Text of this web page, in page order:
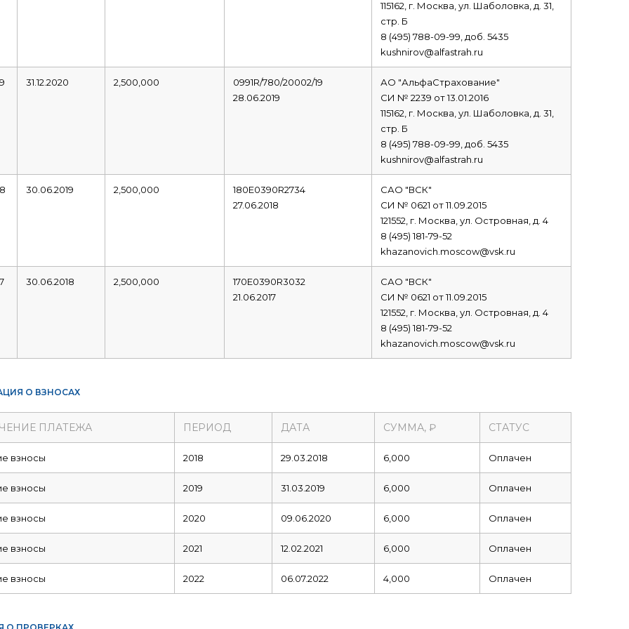
115162, г. Москва, ул. Шаболовка, д. 31,
стр. Б
8 (495) 788-09-99, доб. 5435
kushnirov@alfastrah.ru
31.12.2020 2,500,000
0991R/780/20002/19
28.06.2019
АО "АльфаСтрахование"
СИ № 2239 от 13.01.2016
115162, г. Москва, ул. Шаболовка, д. 31,
стр. Б
8 (495) 788-09-99, доб. 5435
kushnirov@alfastrah.ru
30.06.2019 2,500,000
180E0390R2734
27.06.2018
САО "ВСК"
СИ № 0621 от 11.09.2015
121552, г. Москва, ул. Островная, д. 4
8 (495) 181-79-52
khazanovich.moscow@vsk.ru
30.06.2018 2,500,000
170E0390R3032
21.06.2017
САО "ВСК"
СИ № 0621 от 11.09.2015
121552, г. Москва, ул. Островная, д. 4
8 (495) 181-79-52
khazanovich.moscow@vsk.ru
О ВЗНОСАХ
ПЛАТЕЖА ПЕРИОД ДАТА СУММА, ₽ СТАТУС
взносы 2018 29.03.2018 6,000 Оплачен
взносы 2019 31.03.2019 6,000 Оплачен
взносы 2020 09.06.2020 6,000 Оплачен
взносы 2021 12.02.2021 6,000 Оплачен
взносы 2022 06.07.2022 4,000 Оплачен